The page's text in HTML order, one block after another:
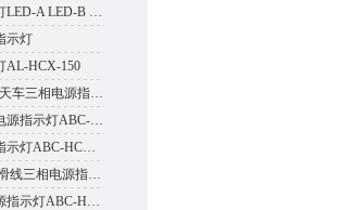
行车电源指示灯LED-A LED-B LED-C
示灯
AL-HCX-150
ABC-HCX-150天车三相电源指示灯出厂价格
厂家直销行车电源指示灯ABC-HCX-150
行车三相电源指示灯ABC-HCX-150
ABC-HCX-50-滑线三相电源指示灯厂家
滑触线四相电源指示灯ABC-HCX-100/4